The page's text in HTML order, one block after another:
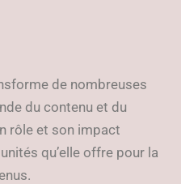
de nombreuses
du contenu et du
rôle et son impact
qu’elle offre pour la